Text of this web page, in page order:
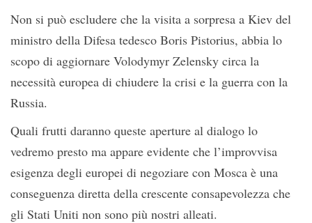
Non si può escludere che la visita a sorpresa a Kiev del
ministro della Difesa tedesco Boris Pistorius, abbia lo
scopo di aggiornare Volodymyr Zelensky circa la
necessità europea di chiudere la crisi e la guerra con la
Russia.
Quali frutti daranno queste aperture al dialogo lo
vedremo presto ma appare evidente che l’improvvisa
esigenza degli europei di negoziare con Mosca è una
conseguenza diretta della crescente consapevolezza che
gli Stati Uniti non sono più nostri alleati.